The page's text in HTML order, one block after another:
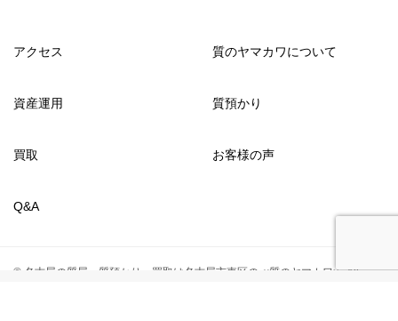
アクセス 質のヤマカワについて
資産運用 質預かり
買取 お客様の声
Q&A
© 名古屋の質屋・質預かり・買取は名古屋市東区の≪質のヤマカワ≫ All